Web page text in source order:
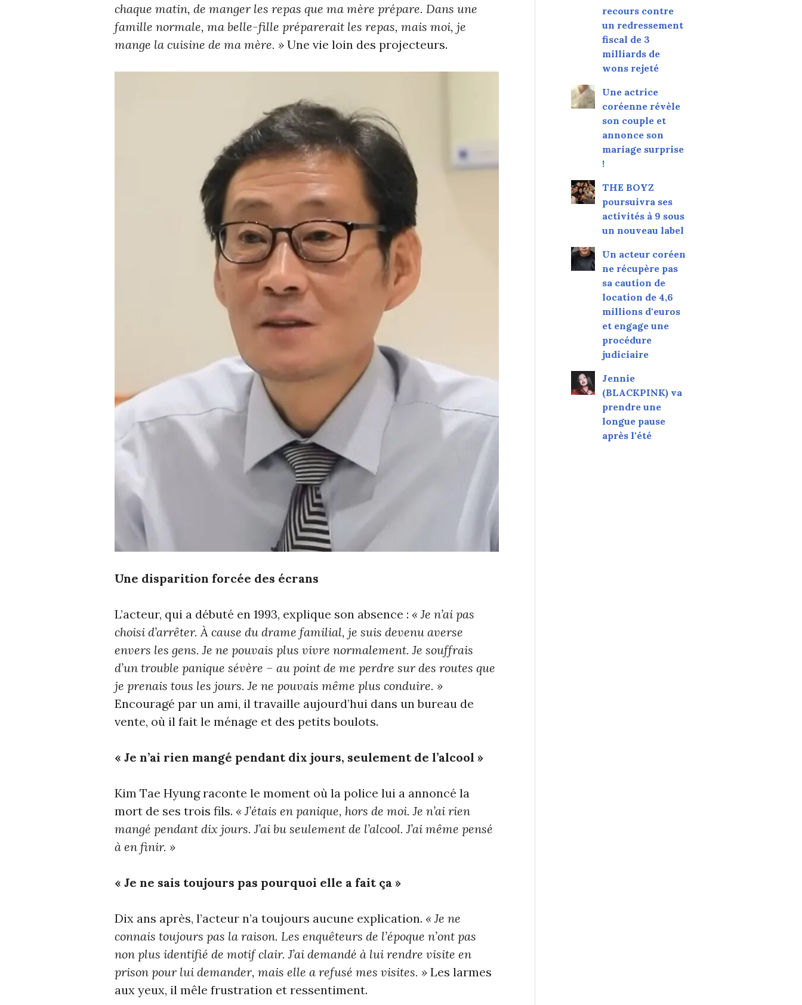
chaque matin, de manger les repas que ma mère prépare. Dans une
famille normale, ma belle-fille préparerait les repas, mais moi, je
mange la cuisine de ma mère. » Une vie loin des projecteurs.
Une disparition forcée des écrans
L’acteur, qui a débuté en 1993, explique son absence : « Je n’ai pas
choisi d’arrêter. À cause du drame familial, je suis devenu averse
envers les gens. Je ne pouvais plus vivre normalement. Je souffrais
d’un trouble panique sévère – au point de me perdre sur des routes que
je prenais tous les jours. Je ne pouvais même plus conduire. »
Encouragé par un ami, il travaille aujourd’hui dans un bureau de
vente, où il fait le ménage et des petits boulots.
« Je n’ai rien mangé pendant dix jours, seulement de l’alcool »
Kim Tae Hyung raconte le moment où la police lui a annoncé la
mort de ses trois fils. « J’étais en panique, hors de moi. Je n’ai rien
mangé pendant dix jours. J’ai bu seulement de l’alcool. J’ai même pensé
à en finir. »
« Je ne sais toujours pas pourquoi elle a fait ça »
Dix ans après, l’acteur n’a toujours aucune explication. « Je ne
connais toujours pas la raison. Les enquêteurs de l’époque n’ont pas
non plus identifié de motif clair. J’ai demandé à lui rendre visite en
prison pour lui demander, mais elle a refusé mes visites. » Les larmes
aux yeux, il mêle frustration et ressentiment.
recours contre
un redressement
fiscal de 3
milliards de
wons rejeté
Une actrice
coréenne révèle
son couple et
annonce son
mariage surprise
!
THE BOYZ
poursuivra ses
activités à 9 sous
un nouveau label
Un acteur coréen
ne récupère pas
sa caution de
location de 4,6
millions d'euros
et engage une
procédure
judiciaire
Jennie
(BLACKPINK) va
prendre une
longue pause
après l'été